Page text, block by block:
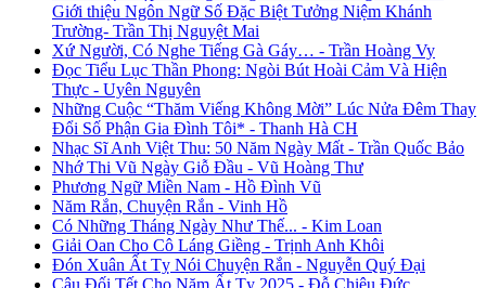
Giới thiệu Ngôn Ngữ Số Đặc Biệt Tưởng Niệm Khánh
Trường- Trần Thị Nguyệt Mai
Xứ Người, Có Nghe Tiếng Gà Gáy… - Trần Hoàng Vy
Đọc Tiểu Lục Thần Phong: Ngòi Bút Hoài Cảm Và Hiện
Thực - Uyên Nguyên
Những Cuộc “Thăm Viếng Không Mời” Lúc Nửa Đêm Thay
Đổi Số Phận Gia Đình Tôi* - Thanh Hà CH
Nhạc Sĩ Anh Việt Thu: 50 Năm Ngày Mất - Trần Quốc Bảo
Nhớ Thi Vũ Ngày Giỗ Đầu - Vũ Hoàng Thư
Phương Ngữ Miền Nam - Hồ Đình Vũ
Năm Rắn, Chuyện Rắn - Vinh Hồ
Có Những Tháng Ngày Như Thế... - Kim Loan
Giải Oan Cho Cô Láng Giềng - Trịnh Anh Khôi
Đón Xuân Ất Tỵ Nói Chuyện Rắn - Nguyễn Quý Đại
Câu Đối Tết Cho Năm Ất Tỵ 2025 - Đỗ Chiêu Đức